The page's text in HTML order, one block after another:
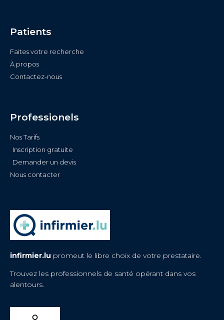
Patients
Faites votre recherche
À propos
Contactez-nous
Professionels
Nos Tarifs
Inscription gratuite
Demander un devis
Nous contacter
infirmier.lu promeut le libre choix de votre prestataire.
Trouvez les professionnels de santé opérant dans vos
alentours.